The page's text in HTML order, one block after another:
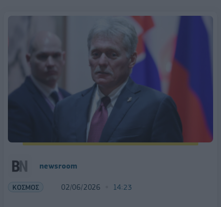
newsroom
ΚΟΣΜΟΣ 02/06/2026 14:23